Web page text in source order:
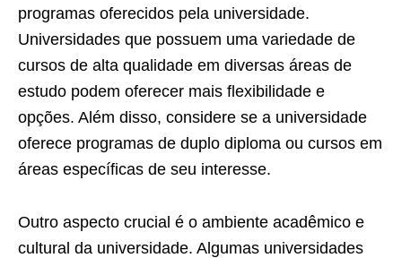
programas oferecidos pela universidade.
Universidades que possuem uma variedade de
cursos de alta qualidade em diversas áreas de
estudo podem oferecer mais flexibilidade e
opções. Além disso, considere se a universidade
oferece programas de duplo diploma ou cursos em
áreas específicas de seu interesse.
Outro aspecto crucial é o ambiente acadêmico e
cultural da universidade. Algumas universidades